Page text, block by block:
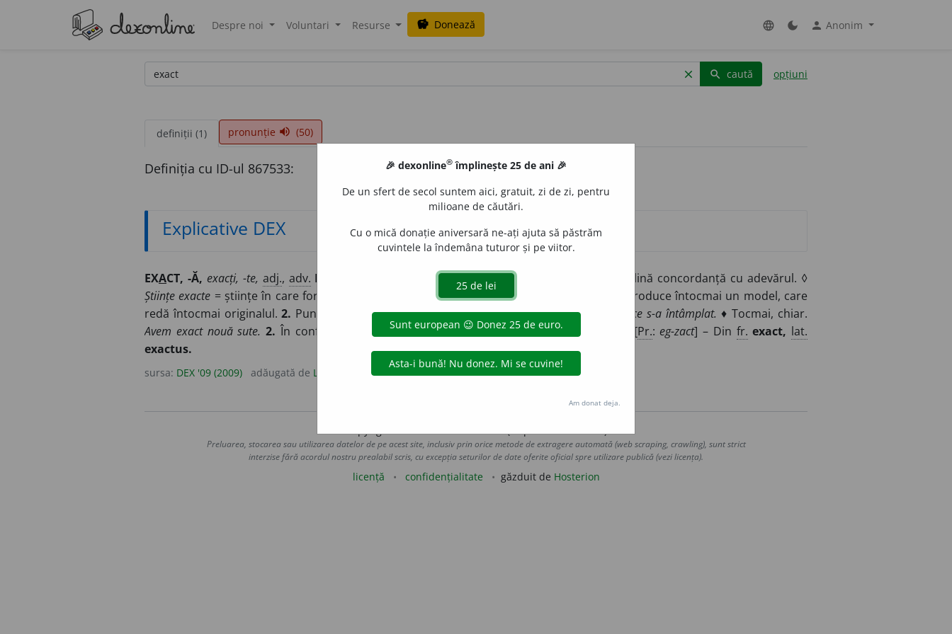
Despre noi Voluntari Resurse savings Donează language dark_mode person Anonim
clear search caută opțiuni
definiții (1) pronunție volume_up (50)
Definiția cu ID-ul 867533:
Explicative DEX
EXACT, -Ă, exacți, -te, adj., adv. I.
Care este conform cu realitatea, care este în deplină concordanță cu adevărul. ◊
Științe exacte = științe în care formulările se pot prezenta în formă matematică. ♦ Care reproduce întocmai un model, care
redă întocmai originalul.2. Punctual. Adv. 1.În concordanță cu realitatea.Spune exact ce s-a întâmplat. ♦ Tocmai, chiar.
Avem exact nouă sute. 2. În conformitate cu un program, fără abatere, cu punctualitate. [Pr.:eg-zact] – Din fr. exact, lat.
exactus.
sursa: DEX '09 (2009) adăugată de LauraGellner acțiuni
Copyright © 2004-2026 dexonline (https://dexonline.ro)
Preluarea, stocarea sau utilizarea datelor de pe acest site, inclusiv prin orice metode de extragere automată (web scraping, crawling), sunt strict
interzise fără acordul nostru prealabil scris, cu excepția seturilor de date oferite oficial spre utilizare publică (vezi licența).
licență confidențialitate găzduit de Hosterion
🎉 dexonline® împlinește 25 de ani 🎉
De un sfert de secol suntem aici, gratuit, zi de zi, pentru
milioane de căutări.
Cu o mică donație aniversară ne-ați ajuta să păstrăm
cuvintele la îndemâna tuturor și pe viitor.
Am donat deja.